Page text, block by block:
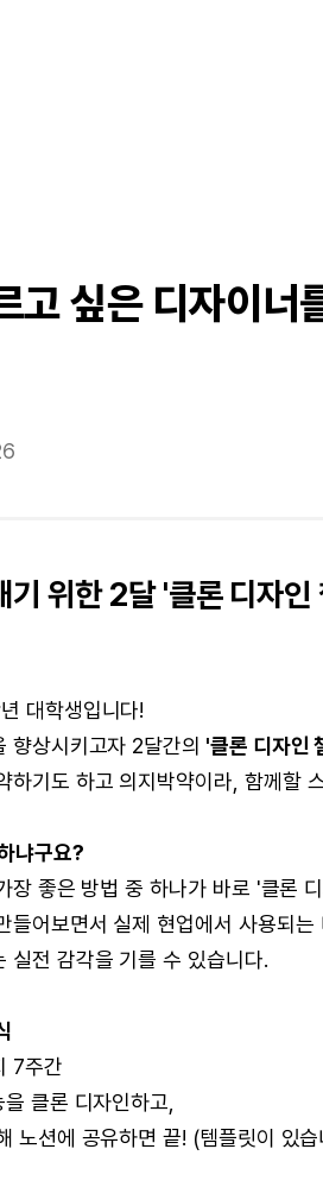
고 싶은 디자이너
기 위한 2달'클론 디자인
대학생입니다!
향상시키고자 2달간의 '클론 디자인
하기도 하고 의지박약이라, 함께할
냐구요?
장 좋은 방법 중 하나가 바로 '클론
들어보면서 실제 현업에서 사용되
실전 감각을 기를 수 있습니다.
7주간
클론 디자인하고,
노션에 공유하면 끝! (템플릿이 있습